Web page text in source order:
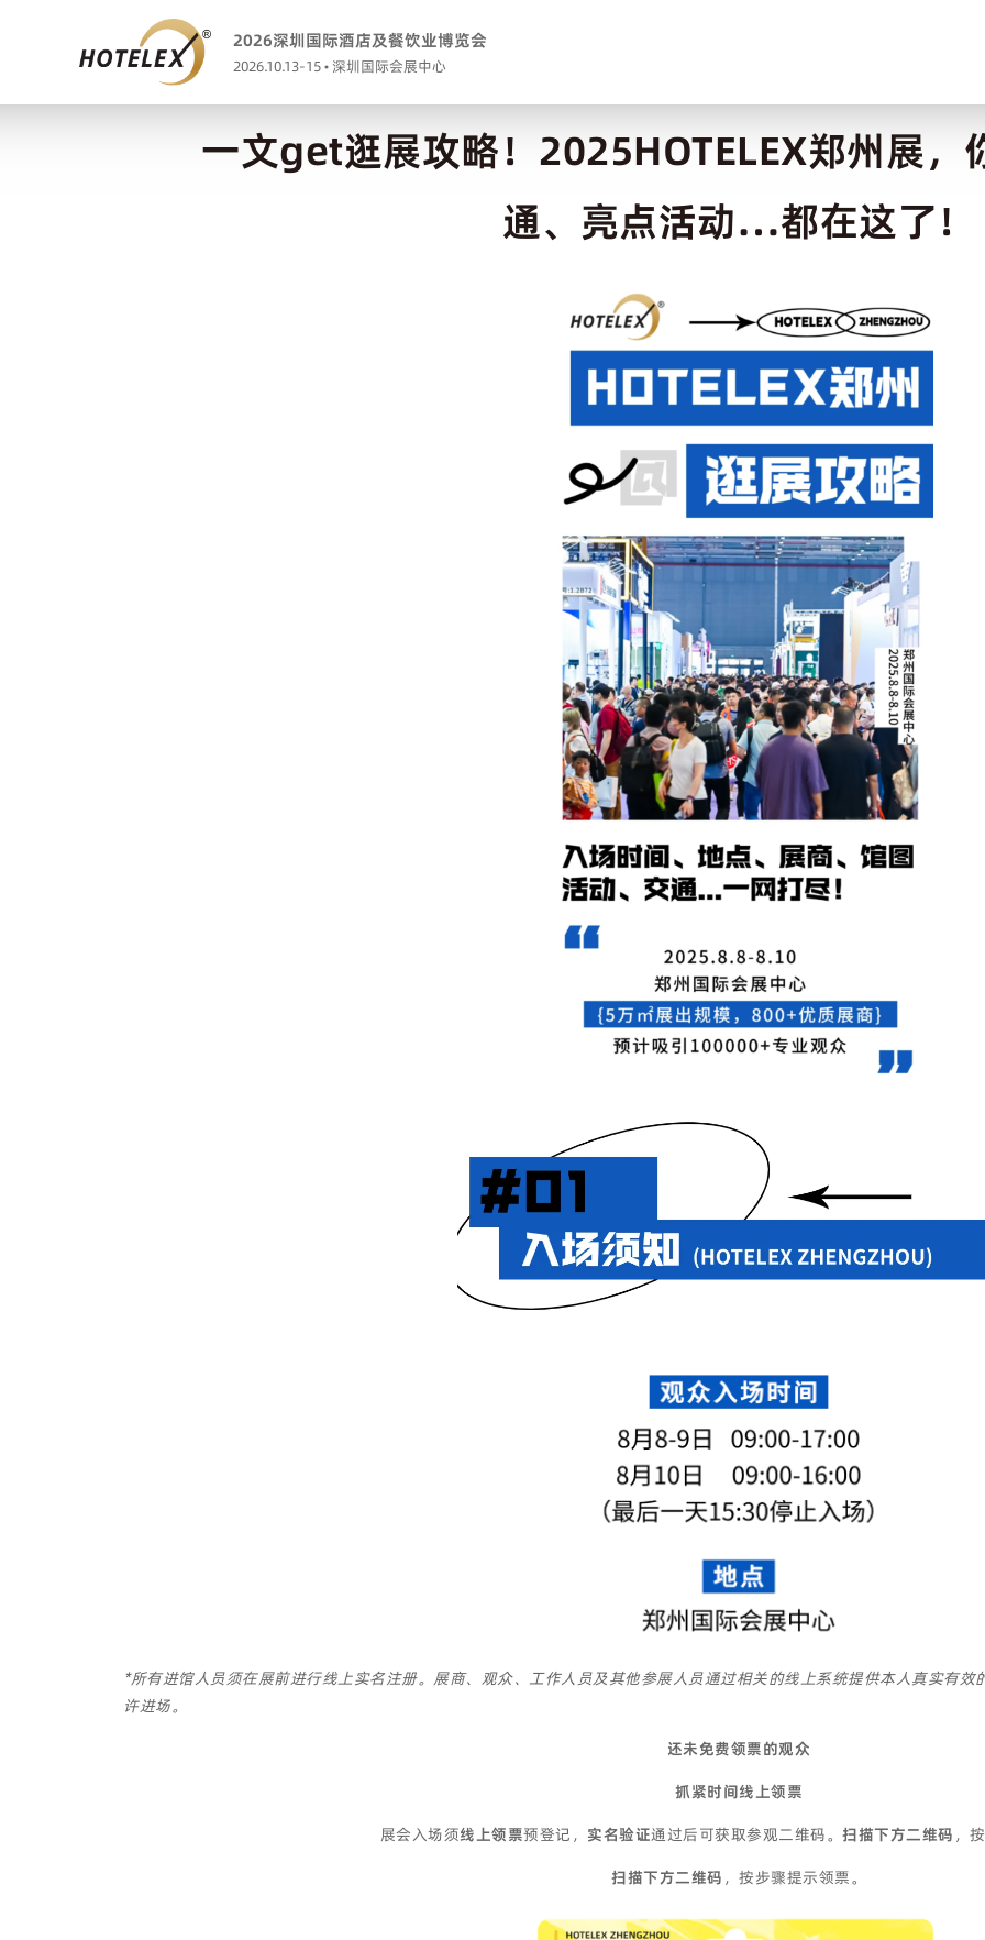
2026深圳国际酒店及餐饮业博览会
2026.10.13-15 • 深圳国际会展中心
一文get逛展攻略！2025HOTELEX郑州展，
通、亮点活动…都在这了！
*所有进馆人员须在展前进行线上实名注册。展商、观众、工作人员及其他参展人员通过相关的线上系统提供本人真实有
许进场。
还未免费领票的观众
抓紧时间线上领票
展会入场须线上领票预登记， 实名验证通过后可获取参观二维码。扫描下方二维码 ，
扫描下方二维码 ，按步骤提示领票。